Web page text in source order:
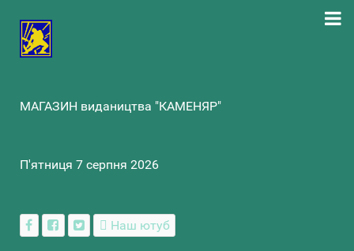
МАГАЗИН видаництва "КАМЕНЯР"
П'ятниця 7 серпня 2026
Наш ютуб